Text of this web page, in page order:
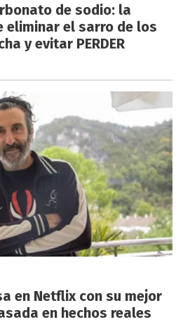
de sodio: la
eliminar el sarro de los
y evitar PERDER
en Netflix con su mejor
en hechos reales